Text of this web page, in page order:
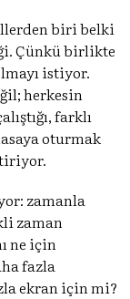
biri belki
Çünkü birlikte
istiyor.
herkesin
farklı
oturmak
zamanla
zaman
ne için
fazla
ekran için mi?